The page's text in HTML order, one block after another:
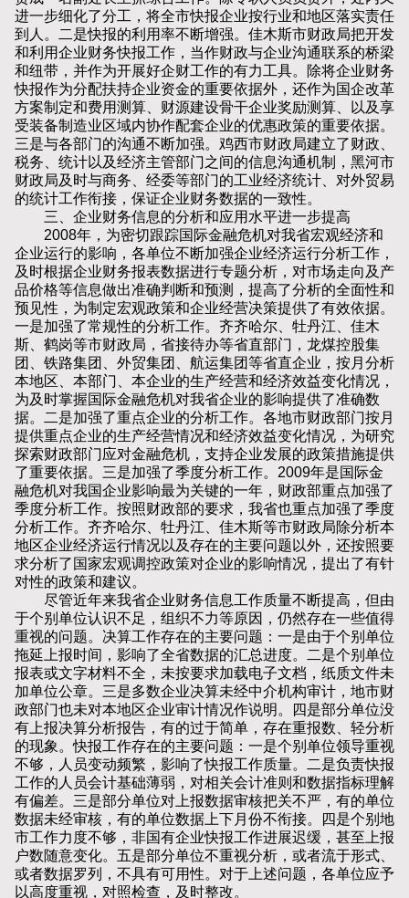
进一步细化了分工，将全市快报企业按行业和地区落实责任
到人。二是快报的利用率不断增强。佳木斯市财政局把开发
和利用企业财务快报工作，当作财政与企业沟通联系的桥梁
和纽带，并作为开展好企财工作的有力工具。除将企业财务
快报作为分配扶持企业资金的重要依据外，还作为国企改革
方案制定和费用测算、财源建设骨干企业奖励测算、以及享
受装备制造业区域内协作配套企业的优惠政策的重要依据。
三是与各部门的沟通不断加强。鸡西市财政局建立了财政、
税务、统计以及经济主管部门之间的信息沟通机制，黑河市
财政局及时与商务、经委等部门的工业经济统计、对外贸易
的统计工作衔接，保证企业财务数据的一致性。
三、企业财务信息的分析和应用水平进一步提高
2008年，为密切跟踪国际金融危机对我省宏观经济和
企业运行的影响，各单位不断加强企业经济运行分析工作，
及时根据企业财务报表数据进行专题分析，对市场走向及产
品价格等信息做出准确判断和预测，提高了分析的全面性和
预见性，为制定宏观政策和企业经营决策提供了有效依据。
一是加强了常规性的分析工作。齐齐哈尔、牡丹江、佳木
斯、鹤岗等市财政局，省接待办等省直部门，龙煤控股集
团、铁路集团、外贸集团、航运集团等省直企业，按月分析
本地区、本部门、本企业的生产经营和经济效益变化情况，
为及时掌握国际金融危机对我省企业的影响提供了准确数
据。二是加强了重点企业的分析工作。各地市财政部门按月
提供重点企业的生产经营情况和经济效益变化情况，为研究
探索财政部门应对金融危机，支持企业发展的政策措施提供
了重要依据。三是加强了季度分析工作。2009年是国际金
融危机对我国企业影响最为关键的一年，财政部重点加强了
季度分析工作。按照财政部的要求，我省也重点加强了季度
分析工作。齐齐哈尔、牡丹江、佳木斯等市财政局除分析本
地区企业经济运行情况以及存在的主要问题以外，还按照要
求分析了国家宏观调控政策对企业的影响情况，提出了有针
对性的政策和建议。
尽管近年来我省企业财务信息工作质量不断提高，但由
于个别单位认识不足，组织不力等原因，仍然存在一些值得
重视的问题。决算工作存在的主要问题：一是由于个别单位
拖延上报时间，影响了全省数据的汇总进度。二是个别单位
报表或文字材料不全，未按要求加载电子文档，纸质文件未
加单位公章。三是多数企业决算未经中介机构审计，地市财
政部门也未对本地区企业审计情况作说明。四是部分单位没
有上报决算分析报告，有的过于简单，存在重报数、轻分析
的现象。快报工作存在的主要问题：一是个别单位领导重视
不够，人员变动频繁，影响了快报工作质量。二是负责快报
工作的人员会计基础薄弱，对相关会计准则和数据指标理解
有偏差。三是部分单位对上报数据审核把关不严，有的单位
数据未经审核，有的单位数据上下月份不衔接。四是个别地
市工作力度不够，非国有企业快报工作进展迟缓，甚至上报
户数随意变化。五是部分单位不重视分析，或者流于形式、
或者数据罗列，不具有可用性。对于上述问题，各单位应予
以高度重视，对照检查，及时整改。